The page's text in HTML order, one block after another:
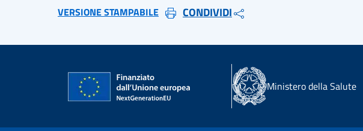
VERSIONE STAMPABILE CONDIVIDI
Ministero della Salute